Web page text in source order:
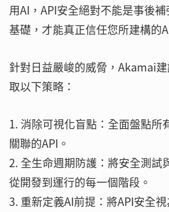
用AI，API安全絕對不能是事後
基礎，才能真正信任您所建構的
針對日益嚴峻的威脅，Akamai
取以下策略：
消除可視化盲點：全面盤點所
關聯的API。
全生命週期防護：將安全測試
從開發到運行的每一個階段。
重新定義AI前提：將API安全視